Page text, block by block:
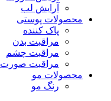
آرایش لب
محصولات پوستی
پاک کننده
مراقبت بدن
مراقبت چشم
مراقبت صورت
محصولات مو
رنگ مو